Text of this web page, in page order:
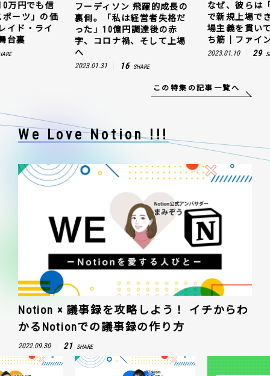
万円でも信
ーツ」の価
イド・ライ
台裏
フーディソン 飛躍的成長の
裏側。「私は経営者失格だ
った」10億円調達後の赤
字、コロナ禍、そして上場
へ
2023.01.31 16 SHARE
なぜ、彼らは
で新規上場で
場主義を貫い
ち筋｜ファイ
2023.01.10 29
この特集の記事一覧へ
We Love Notion !!!
Notion × 議事録を攻略しよう！ イチからわ
かるNotionでの議事録の作り方
2022.09.30 21 SHARE